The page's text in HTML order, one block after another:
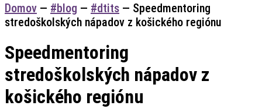
Domov — #blog — #dtits — Speedmentoring
stredoškolských nápadov z košického regiónu
Speedmentoring
stredoškolských nápadov z
košického regiónu